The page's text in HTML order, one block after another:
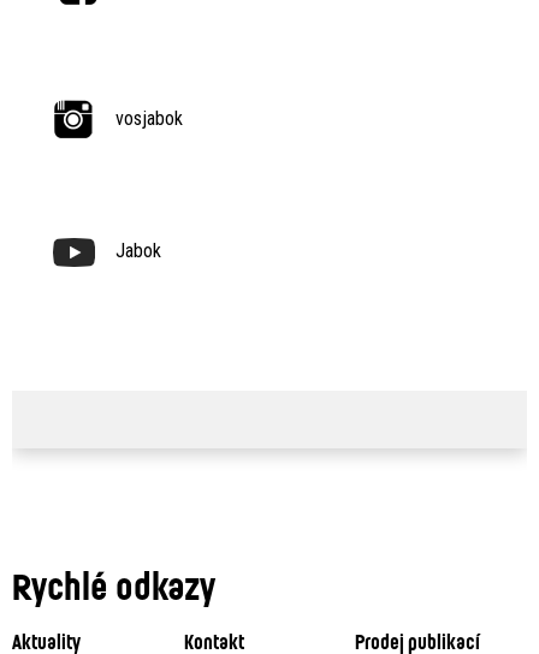
vosjabok
Jabok
Rychlé odkazy
Aktuality Kontakt
Prodej publikací